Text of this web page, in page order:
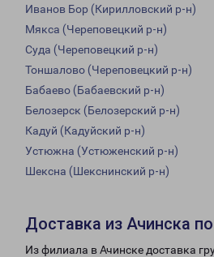
Иванов Бор (Кирилловский р-н)
Мякса (Череповецкий р-н)
Суда (Череповецкий р-н)
Тоншалово (Череповецкий р-н)
Бабаево (Бабаевский р-н)
Белозерск (Белозерский р-н)
Кадуй (Кадуйский р-н)
Устюжна (Устюженский р-н)
Шексна (Шекснинский р-н)
Доставка из Ачинска
Из филиала в Ачинске доставка